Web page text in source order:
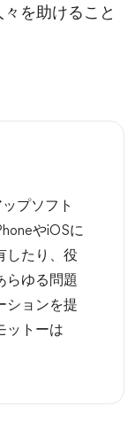
を助けること
プソフト
やiOSに
したり、役
らゆる問題
ションを提
ットーは